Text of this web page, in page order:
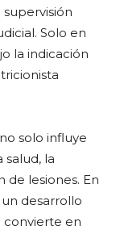
Solo en
la indicación
solo influye
la
de lesiones. En
desarrollo
convierte en